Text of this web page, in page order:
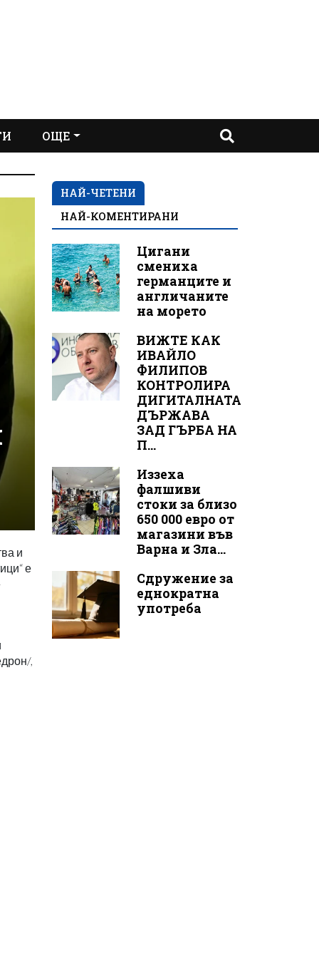
ОЩЕ
и
е
,
НАЙ-ЧЕТЕНИ
НАЙ-КОМЕНТИРАНИ
Цигани
смениха
германците и
англичаните
на морето
ВИЖТЕ КАК
ИВАЙЛО
ФИЛИПОВ
КОНТРОЛИРА
ДИГИТАЛНАТА
ДЪРЖАВА
ЗАД ГЪРБА НА
П...
Иззеха
фалшиви
стоки за близо
650 000 евро от
магазини във
Варна и Зла...
Сдружение за
еднократна
употреба